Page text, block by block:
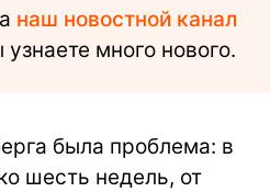
наш новостной канал
много нового.
была проблема: в
шесть недель, от